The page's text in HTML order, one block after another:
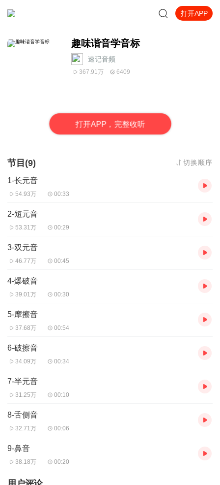
打开APP
趣味谐音学音标
速记音频
367.91万 6409
打开APP，完整收听
节目(9) 切换顺序
1-长元音
54.93万 00:33
2-短元音
53.31万 00:29
3-双元音
46.77万 00:45
4-爆破音
39.01万 00:30
5-摩擦音
37.68万 00:54
6-破擦音
34.09万 00:34
7-半元音
31.25万 00:10
8-舌侧音
32.71万 00:06
9-鼻音
38.18万 00:20